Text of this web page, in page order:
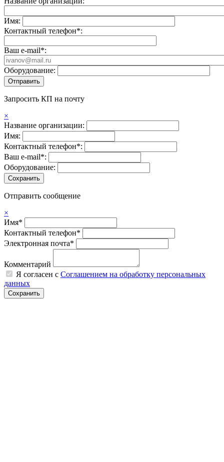
Имя:
Контактный телефон*:
Ваш e-mail*:
Оборудование:
Запросить КП на почту
×
Название организации:
Имя:
Контактный телефон*:
Ваш e-mail*:
Оборудование:
Отправить сообщение
×
Имя*
Контактный телефон*
Электронная почта*
Комментарий
Я согласен с Соглашением на обработку персональных
данных